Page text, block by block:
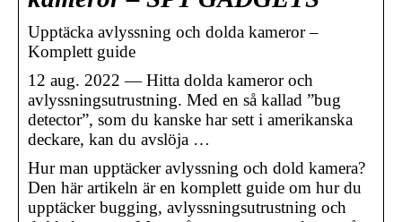
Upptäcka avlyssning och dolda kameror –
Komplett guide
12 aug. 2022 — Hitta dolda kameror och
avlyssningsutrustning. Med en så kallad ”bug
detector”, som du kanske har sett i amerikanska
deckare, kan du avslöja …
Hur man upptäcker avlyssning och dold kamera?
Den här artikeln är en komplett guide om hur du
upptäcker bugging, avlyssningsutrustning och